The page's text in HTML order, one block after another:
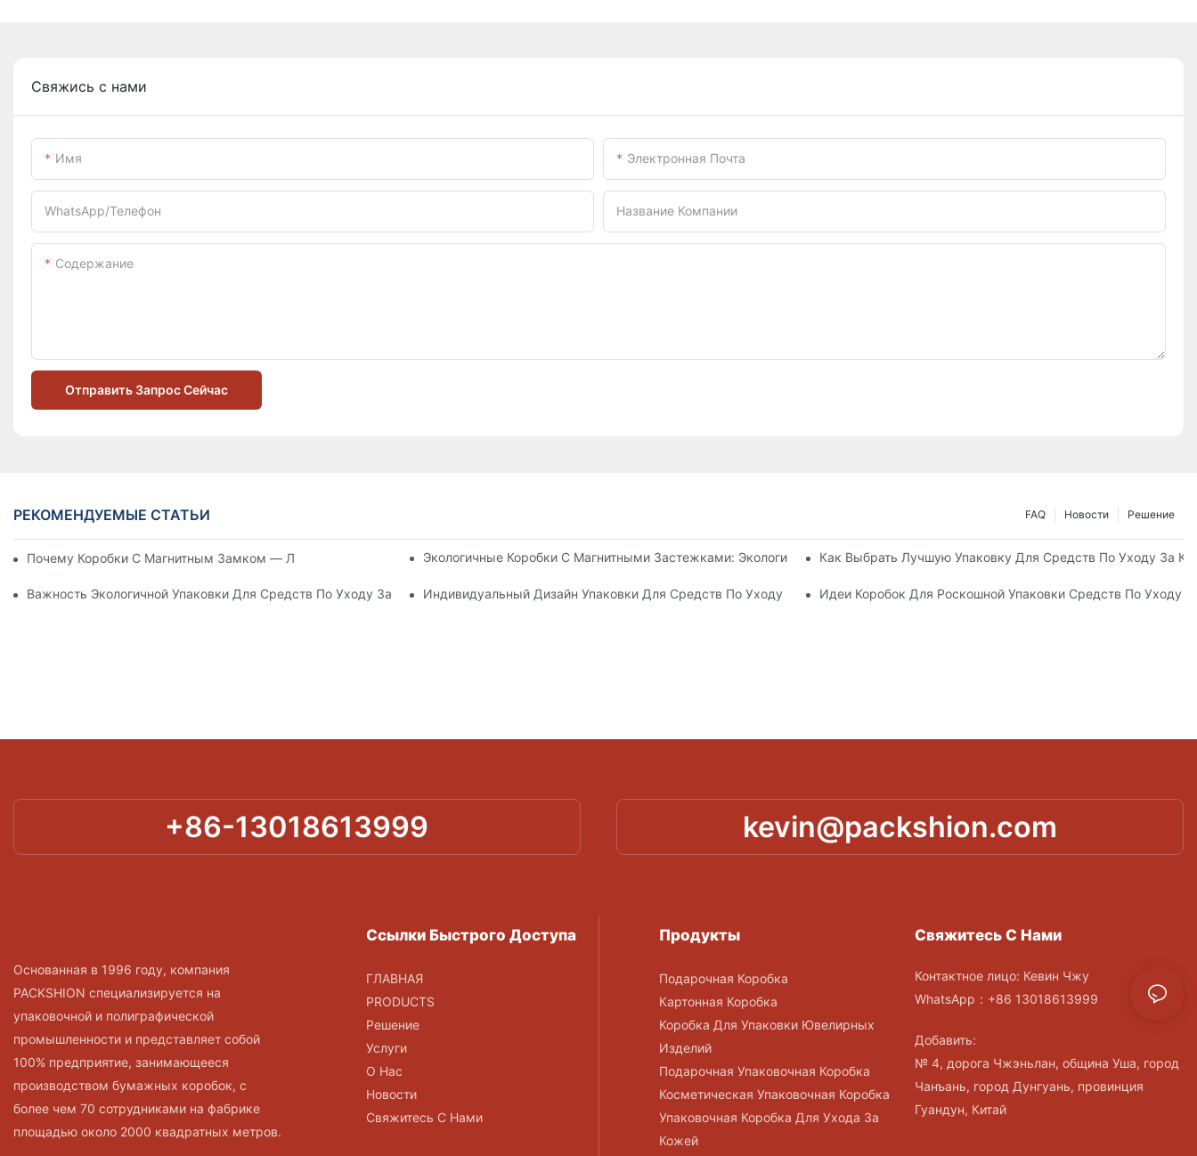
Свяжись с нами
Имя Электронная Почта
WhatsApp/телефон Название Компании
Содержание
Отправить Запрос Сейчас
РЕКОМЕНДУЕМЫЕ СТАТЬИ Решение
Новости
FAQ
Почему Коробки С Магнитным Замком — Лучший Выбор Для Упаковки Премиум-КлассаЭкологичные Коробки С Магнитными Застежками: Экологичные Упаковочные РешенияКак Выбрать Лучшую Упаковку Для Средств По Уходу За
Важность Экологичной Упаковки Для Средств По Уходу За КожейИндивидуальный Дизайн Упаковки Для Средств По Уходу За Кожей, Повышающий Лояльность К Бренду
Идеи Коробок Для Роскошной Упаковки Средств По Уходу
+86-13018613999 kevin@packshion.com
Основанная в 1996 году, компания
PACKSHION специализируется на
упаковочной и полиграфической
промышленности и представляет собой
100% предприятие, занимающееся
производством бумажных коробок, с
более чем 70 сотрудниками на фабрике
площадью около 2000 квадратных метров.
Ссылки Быстрого Доступа
ГЛАВНАЯ
PRODUCTS
Решение
Услуги
О Нас
Новости
Свяжитесь С Нами
Продукты
Подарочная Коробка
Картонная Коробка
Коробка Для Упаковки Ювелирных
Изделий
Подарочная Упаковочная Коробка
Косметическая Упаковочная Коробка
Упаковочная Коробка Для Ухода За
Кожей
Свяжитесь С Нами
Контактное лицо: Кевин Чжу
WhatsApp：+86 13018613999
Добавить:
№ 4, дорога Чжэньлан, община Уша, город
Чанъань, город Дунгуань, провинция
Гуандун, Китай